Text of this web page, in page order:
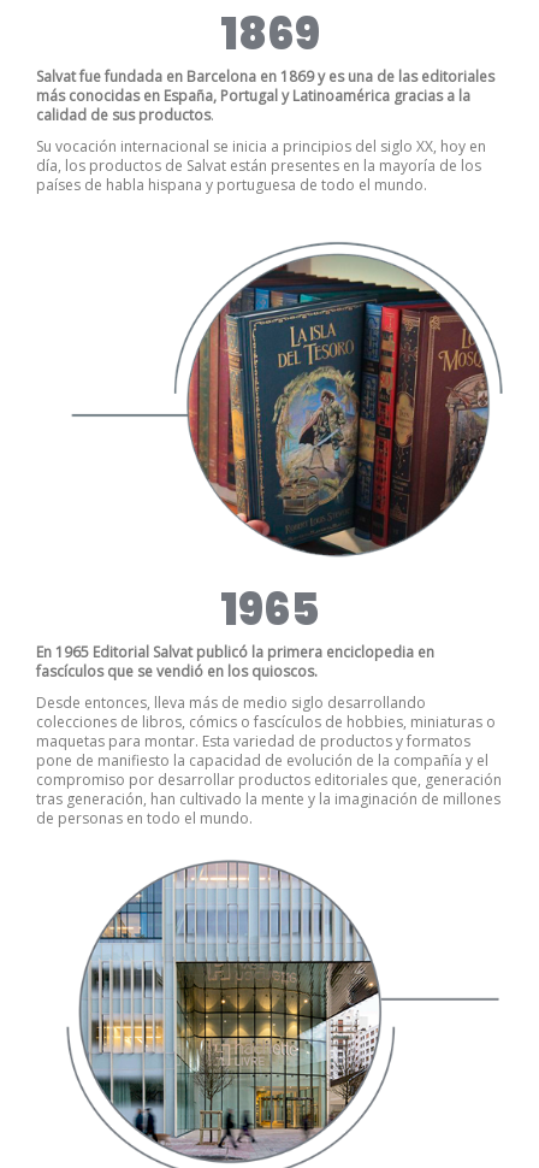
1869
Salvat fue fundada en Barcelona en 1869 y es una de las editoriales
más conocidas en España, Portugal y Latinoamérica gracias a la
calidad de sus productos.
Su vocación internacional se inicia a principios del siglo XX, hoy en
día, los productos de Salvat están presentes en la mayoría de los
países de habla hispana y portuguesa de todo el mundo.
1965
En 1965 Editorial Salvat publicó la primera enciclopedia en
fascículos que se vendió en los quioscos.
Desde entonces, lleva más de medio siglo desarrollando
colecciones de libros, cómics o fascículos de hobbies, miniaturas o
maquetas para montar. Esta variedad de productos y formatos
pone de manifiesto la capacidad de evolución de la compañía y el
compromiso por desarrollar productos editoriales que, generación
tras generación, han cultivado la mente y la imaginación de millones
de personas en todo el mundo.